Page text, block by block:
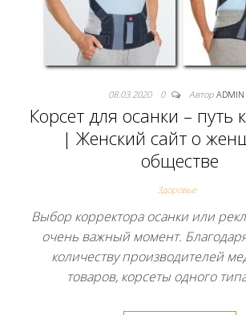
08.03.2020 0 Автор ADMIN
Корсет для осанки – путь
| Женский сайт о
обществе
Здоровье
Выбор корректора осанки или
очень важный момент.
количеству производителей
товаров, корсеты одного